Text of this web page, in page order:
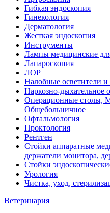
Гибкая эндоскопия
Гинекология
Дерматология
Жесткая эндоскопия
Инструменты
Лампы медицинские
Лапароскопия
ЛОР
Налобные осветители
Наркозно-дыхательное
Операционные столы,
Общебольничное
Офтальмология
Проктология
Рентген
Стойки аппаратные
держатели монитора,
Стойки
Урология
Чистка, уход,
Ветеринария